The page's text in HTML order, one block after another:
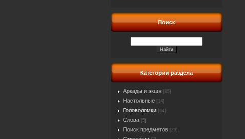
Поиск
Категории раздела
Аркады и экшн [85]
Настольные [14]
Головоломки [64]
Слова [5]
Поиск предметов [23]